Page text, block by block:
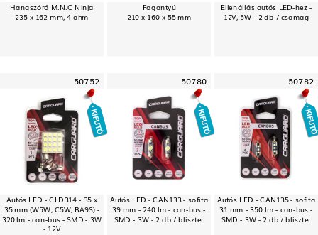
Hangszóró M.N.C Ninja
235 x 162 mm, 4 ohm
Fogantyú
210 x 160 x 55 mm
Ellenállás autós LED-hez -
12V, 5W - 2 db / csomag
50752
Autós LED - CLD314 - 35 x
35 mm (W5W, C5W, BA9S) -
320 lm - can-bus - SMD - 3W
- 12V
50780
Autós LED - CAN133 - sofita
39 mm - 240 lm - can-bus -
SMD - 3W - 2 db / bliszter
50782
Autós LED - CAN135 - sofita
31 mm - 350 lm - can-bus -
SMD - 3W - 2 db / bliszter